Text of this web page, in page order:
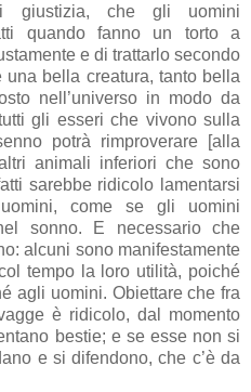
giustizia, che gli uomini
quando fanno un torto a
e di trattarlo secondo
una bella creatura, tanto bella
nell’universo in modo da
gli esseri che vivono sulla
potrà rimproverare [alla
animali inferiori che sono
sarebbe ridicolo lamentarsi
come se gli uomini
sonno. E necessario che
alcuni sono manifestamente
tempo la loro utilità, poiché
agli uomini. Obiettare che fra
è ridicolo, dal momento
bestie; e se esse non si
e si difendono, che c’è da